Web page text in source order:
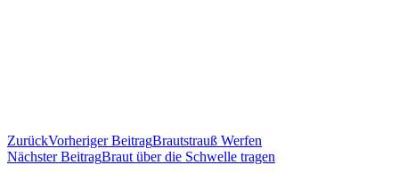
ZurückVorheriger BeitragBrautstrauß Werfen
Nächster BeitragBraut über die Schwelle tragen